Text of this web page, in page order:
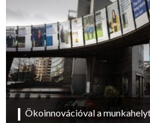
Ökoinnovációval a